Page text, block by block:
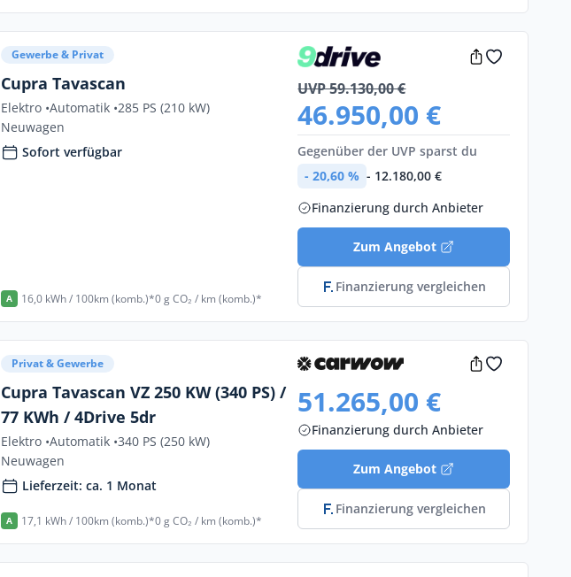
Gewerbe & Privat
Cupra Tavascan
Elektro •Automatik •285 PS (210 kW)
Neuwagen
Sofort verfügbar
A 16,0 kWh / 100km (komb.)*0 g CO₂ / km (komb.)*
UVP 59.130,00 €
46.950,00 €
Gegenüber der UVP sparst du
- 20,60 % - 12.180,00 €
Finanzierung durch Anbieter
Zum Angebot
Finanzierung vergleichen
Privat & Gewerbe
Cupra Tavascan VZ 250 KW (340 PS) /
77 KWh / 4Drive 5dr
Elektro •Automatik •340 PS (250 kW)
Neuwagen
Lieferzeit: ca. 1 Monat
A 17,1 kWh / 100km (komb.)*0 g CO₂ / km (komb.)*
51.265,00 €
Finanzierung durch Anbieter
Zum Angebot
Finanzierung vergleichen